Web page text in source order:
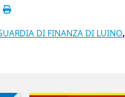
DI FINANZA DI LUINO,